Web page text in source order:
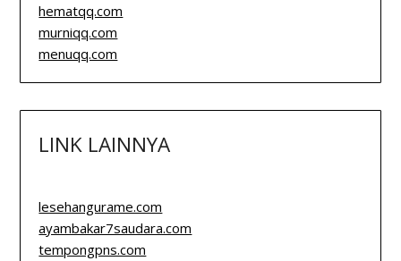
hematqq.com
murniqq.com
menuqq.com
LINK LAINNYA
lesehangurame.com
ayambakar7saudara.com
tempongpns.com